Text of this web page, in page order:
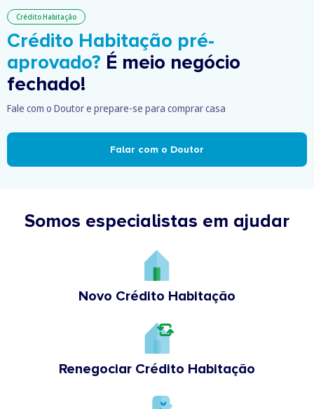
Crédito Habitação
Crédito Habitação pré-
aprovado? É meio negócio
fechado!
Fale com o Doutor e prepare-se para comprar casa
Falar com o Doutor
Somos especialistas em ajudar
Novo Crédito Habitação
Renegociar Crédito Habitação